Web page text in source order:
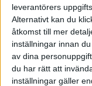
leverantörers
Alternativt kan du
åtkomst till mer
inställningar innan du
av dina
du har rätt att
inställningar gäller
AIK vann
Högland i
24 november 2024